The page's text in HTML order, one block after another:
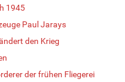
1945
Paul Jarays
den Krieg
der frühen Fliegerei